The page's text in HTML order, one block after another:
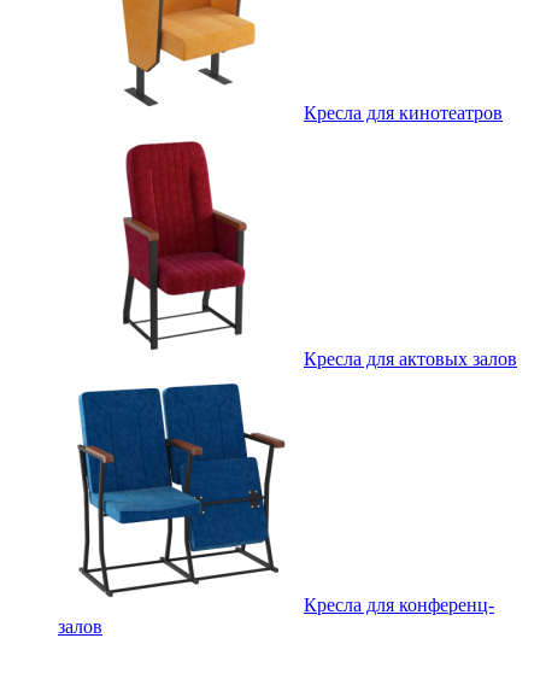
Кресла для кинотеатров
Кресла для актовых залов
Кресла для конференц-
залов